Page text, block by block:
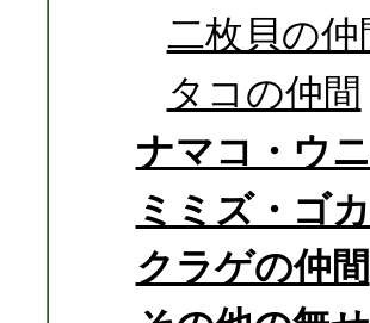
二枚貝の仲
タコの仲間
ナマコ・ウ
ミミズ・ゴ
クラゲの仲間